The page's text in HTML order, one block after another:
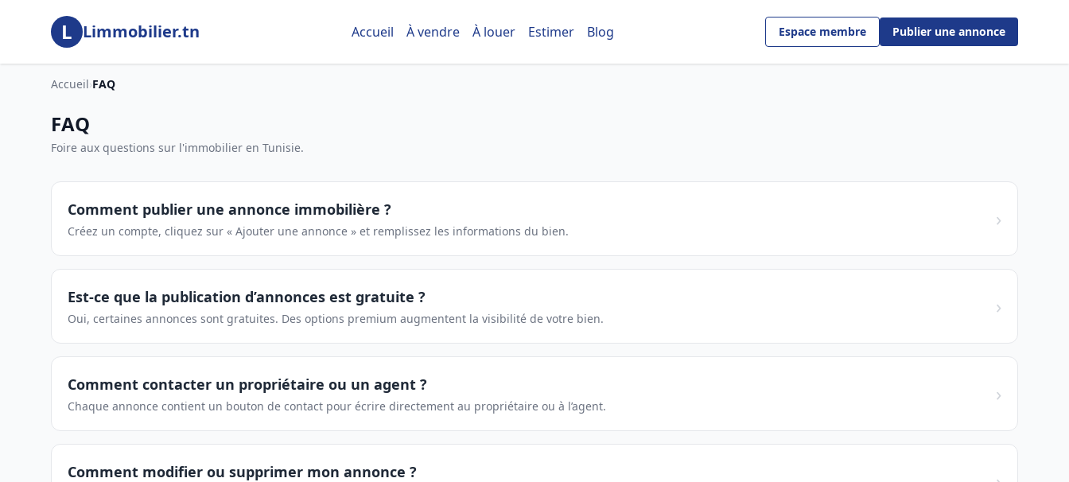
Aller au contenu principal
L Limmobilier.tn Accueil À vendre À louer Estimer Blog Espace membre Publier une annonce
Accueil›FAQ
FAQ
Foire aux questions sur l'immobilier en Tunisie.
Comment publier une annonce immobilière ?
Créez un compte, cliquez sur « Ajouter une annonce » et remplissez les informations du bien. ›
Est-ce que la publication d’annonces est gratuite ?
Oui, certaines annonces sont gratuites. Des options premium augmentent la visibilité de votre bien. ›
Comment contacter un propriétaire ou un agent ?
Chaque annonce contient un bouton de contact pour écrire directement au propriétaire ou à l’agent. ›
Comment modifier ou supprimer mon annonce ?